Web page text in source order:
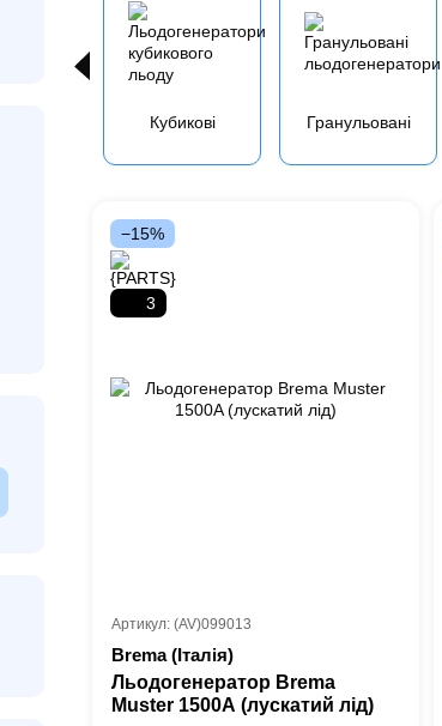
Кубикові Гранульовані
−15%
3
Артикул: (AV)099013
Brema (Італія)
Льодогенератор Brema
Muster 1500A (лускатий лід)